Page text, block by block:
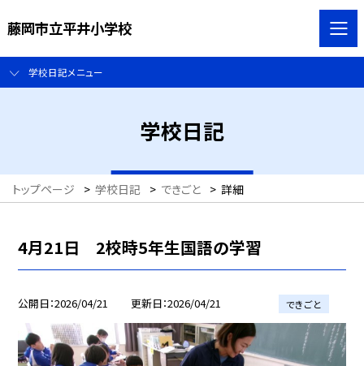
藤岡市立平井小学校
学校日記メニュー
学校日記
トップページ > 学校日記 > できごと > 詳細
4月21日 2校時5年生国語の学習
公開日 2026/04/21 更新日 2026/04/21 できごと